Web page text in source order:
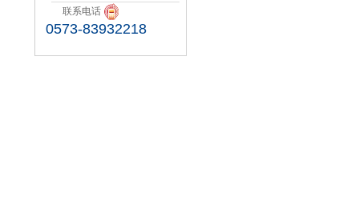
联系电话
0573-83932218